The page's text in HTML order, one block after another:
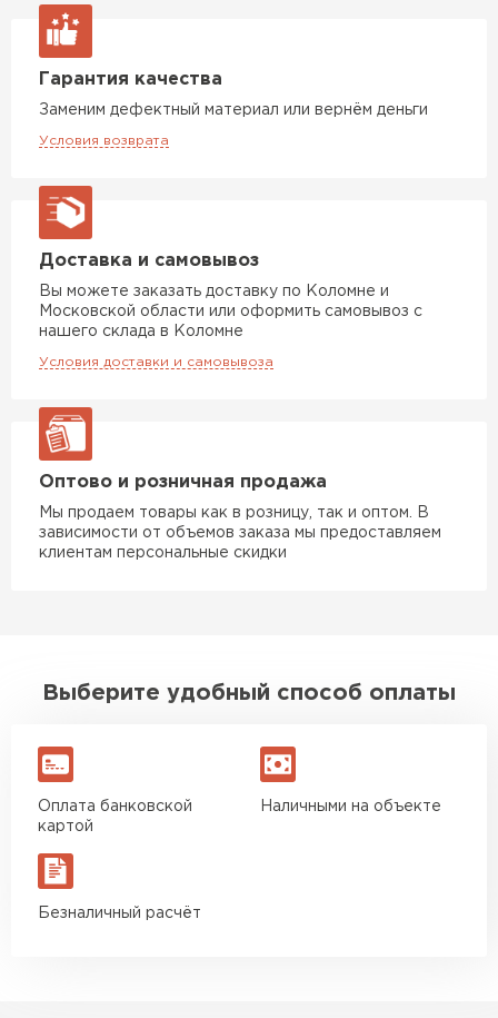
Гарантия качества
Заменим дефектный материал или вернём деньги
Условия возврата
Доставка и самовывоз
Вы можете заказать доставку по Коломне и
Московской области или оформить самовывоз с
нашего склада в Коломне
Условия доставки и самовывоза
Оптово и розничная продажа
Мы продаем товары как в розницу, так и оптом. В
зависимости от объемов заказа мы предоставляем
клиентам персональные скидки
Выберите удобный способ оплаты
Оплата банковской
картой
Наличными на объекте
Безналичный расчёт
Утеплитель Теплекс
ПЕРЕЙТИ
Утеплитель Isover
Утеплитель Paroc
Утеплитель Тимплэкс